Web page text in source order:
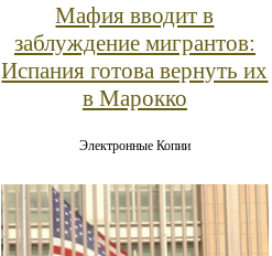
Мафия вводит в
заблуждение мигрантов:
Испания готова вернуть их
в Марокко
Электронные Копии